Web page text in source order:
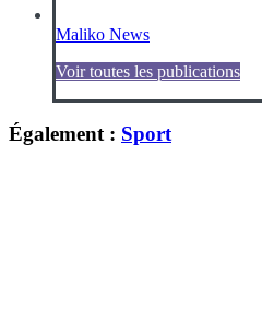
Maliko News
Voir toutes les publications
Également : Sport